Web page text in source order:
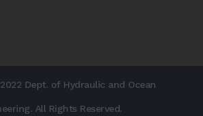
Dept. of Hydraulic and Ocean
All Rights Reserved.